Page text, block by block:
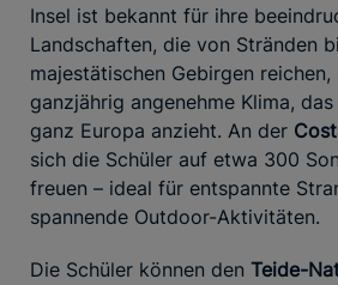
Insel ist bekannt für ihre
Landschaften, die von Stränden
majestätischen Gebirgen
ganzjährig angenehme Klima,
ganz Europa anzieht. An der
sich die Schüler auf etwa 300
freuen – ideal für entspannte
spannende Outdoor-Aktivitäten.
Die Schüler können den Teide-